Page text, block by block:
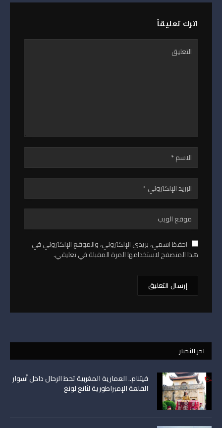
اترك تعليقاً
احفظ اسمي، بريدي الإلكتروني، والموقع الإلكتروني في
هذا المتصفح لاستخدامها المرة المقبلة في تعليقي.
اخر الأخبار
فيتنام.. العمارية المغربية تحط الرحال داخل أسوار
القلعة الإمبراطورية لثانغ لونغ